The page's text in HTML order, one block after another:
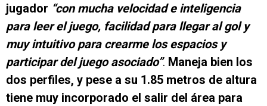
jugador “con mucha velocidad e inteligencia
para leer el juego, facilidad para llegar al gol y
muy intuitivo para crearme los espacios y
participar del juego asociado”. Maneja bien los
dos perfiles, y pese a su 1.85 metros de altura
tiene muy incorporado el salir del área para